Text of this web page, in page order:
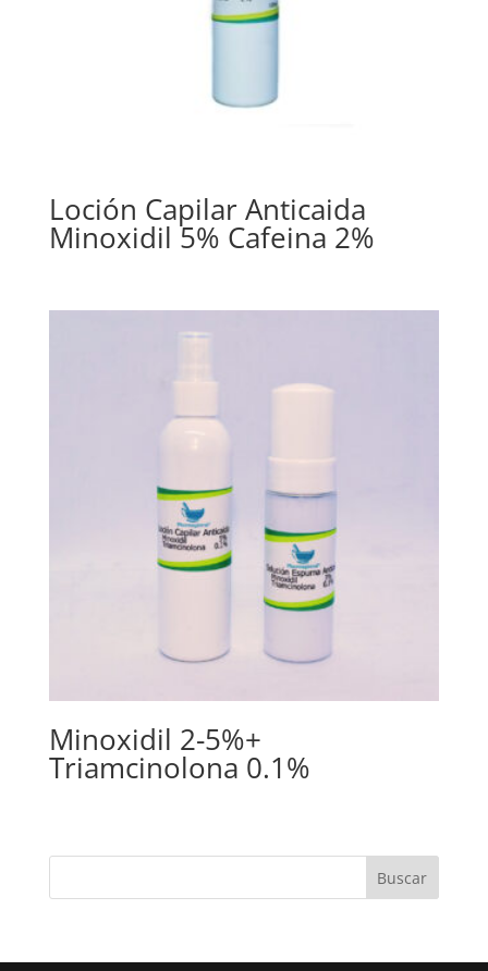
Loción Capilar Anticaida
Minoxidil 5% Cafeina 2%
Minoxidil 2-5%+
Triamcinolona 0.1%
Buscar